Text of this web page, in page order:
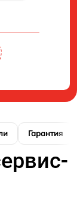
Гарантия